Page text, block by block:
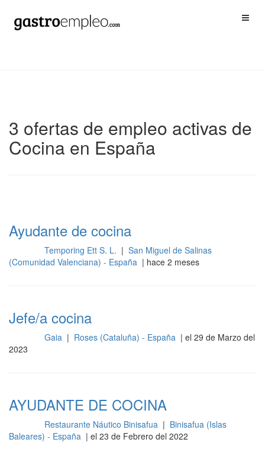
3 ofertas de empleo activas de
Cocina en España
Ayudante de cocina
Temporing Ett S. L. | San Miguel de Salinas
(Comunidad Valenciana) - España | hace 2 meses
Jefe/a cocina
Gaia | Roses (Cataluña) - España | el 29 de Marzo del
2023
AYUDANTE DE COCINA
Restaurante Náutico Binisafua | Binisafua (Islas
Baleares) - España | el 23 de Febrero del 2022